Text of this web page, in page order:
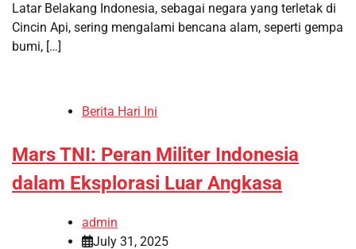
Latar Belakang Indonesia, sebagai negara yang terletak di
Cincin Api, sering mengalami bencana alam, seperti gempa
bumi, […]
Berita Hari Ini
Mars TNI: Peran Militer Indonesia
dalam Eksplorasi Luar Angkasa
admin
July 31, 2025